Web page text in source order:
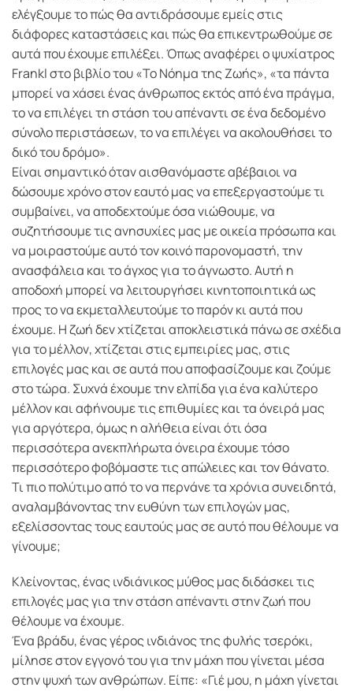
ελέγξουμε το πώς θα αντιδράσουμε εμείς στις
διάφορες καταστάσεις και πώς θα επικεντρωθούμε σε
αυτά που έχουμε επιλέξει. Όπως αναφέρει ο ψυχίατρος
Frankl στο βιβλίο του «Το Νόημα της Ζωής», «τα πάντα
μπορεί να χάσει ένας άνθρωπος εκτός από ένα πράγμα,
το να επιλέγει τη στάση του απέναντι σε ένα δεδομένο
σύνολο περιστάσεων, το να επιλέγει να ακολουθήσει το
δικό του δρόμο».
Είναι σημαντικό όταν αισθανόμαστε αβέβαιοι να
δώσουμε χρόνο στον εαυτό μας να επεξεργαστούμε τι
συμβαίνει, να αποδεχτούμε όσα νιώθουμε, να
συζητήσουμε τις ανησυχίες μας με οικεία πρόσωπα και
να μοιραστούμε αυτό τον κοινό παρονομαστή, την
ανασφάλεια και το άγχος για το άγνωστο. Αυτή η
αποδοχή μπορεί να λειτουργήσει κινητοποιητικά ως
προς το να εκμεταλλευτούμε το παρόν κι αυτά που
έχουμε. Η ζωή δεν χτίζεται αποκλειστικά πάνω σε σχέδια
για το μέλλον, χτίζεται στις εμπειρίες μας, στις
επιλογές μας και σε αυτά που αποφασίζουμε και ζούμε
στο τώρα. Συχνά έχουμε την ελπίδα για ένα καλύτερο
μέλλον και αφήνουμε τις επιθυμίες και τα όνειρά μας
για αργότερα, όμως η αλήθεια είναι ότι όσα
περισσότερα ανεκπλήρωτα όνειρα έχουμε τόσο
περισσότερο φοβόμαστε τις απώλειες και τον θάνατο.
Τι πιο πολύτιμο από το να περνάνε τα χρόνια συνειδητά,
αναλαμβάνοντας την ευθύνη των επιλογών μας,
εξελίσσοντας τους εαυτούς μας σε αυτό που θέλουμε να
γίνουμε;
Κλείνοντας, ένας ινδιάνικος μύθος μας διδάσκει τις
επιλογές μας για την στάση απέναντι στην ζωή που
θέλουμε να έχουμε.
Ένα βράδυ, ένας γέρος ινδιάνος της φυλής τσερόκι,
μίλησε στον εγγονό του για την μάχη που γίνεται μέσα
στην ψυχή των ανθρώπων. Είπε: «Γιέ μου, η μάχη γίνεται